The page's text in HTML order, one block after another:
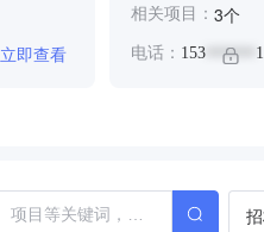
立即查看
相关项目： 3个
电话： 153******